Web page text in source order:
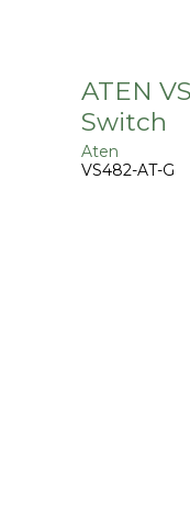
ATEN
Switch
Aten
VS482-AT-G